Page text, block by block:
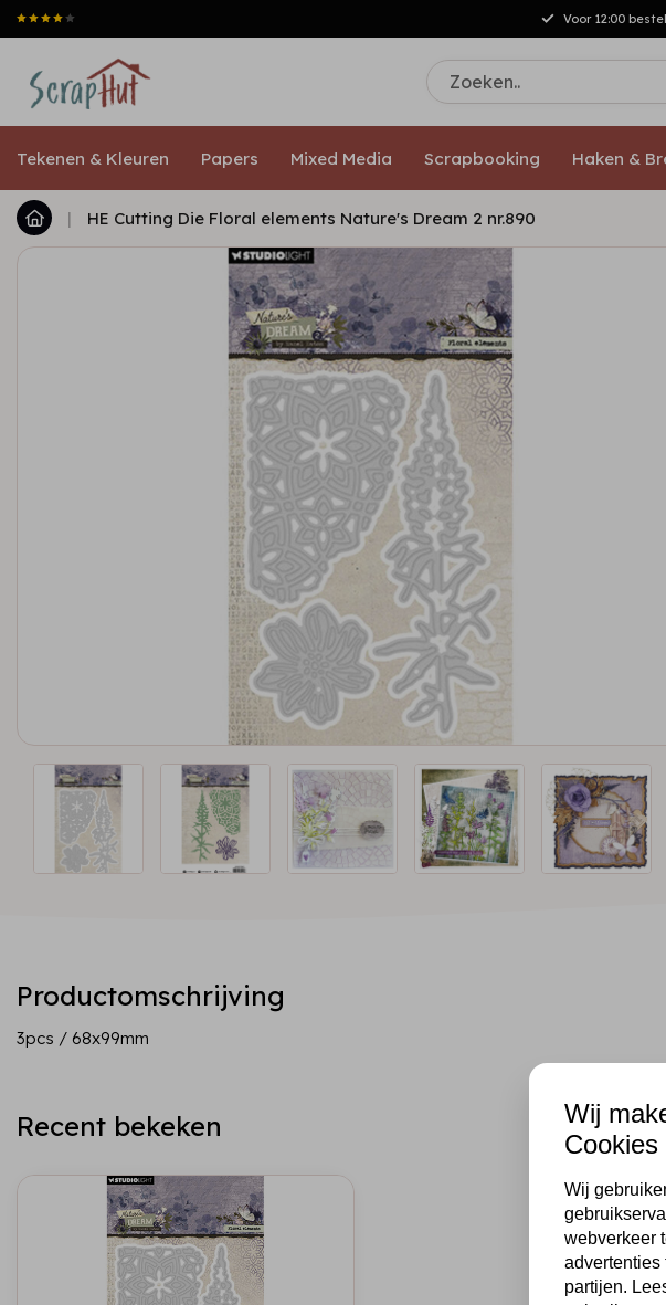
Voor 12:00
Tekenen & Kleuren Papers Mixed Media Scrapbooking Haken &
| HE Cutting Die Floral elements Nature's Dream 2 nr.890
Productomschrijving
3pcs / 68x99mm
Recent bekeken
Wij
Cookies
Wij
webverkeer
advertenties
partijen.